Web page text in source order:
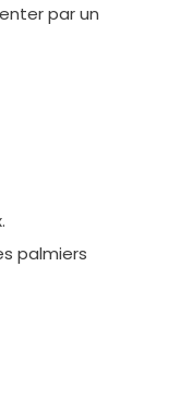
par un
palmiers